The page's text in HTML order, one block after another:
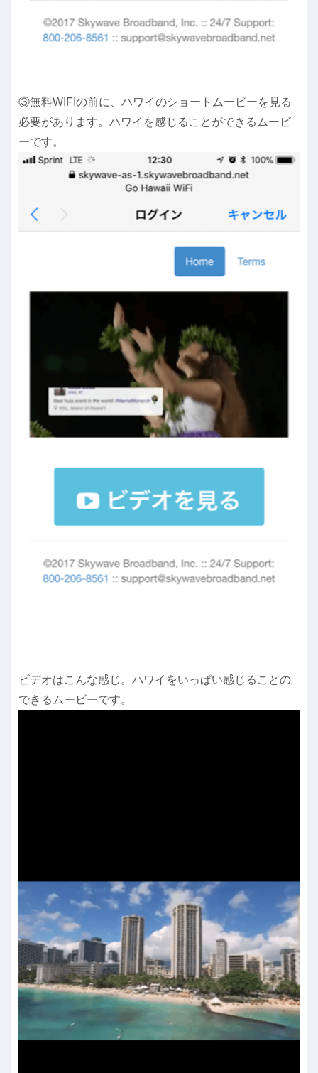
③無料WIFIの前に、ハワイのショートムービーを見る
必要があります。ハワイを感じることができるムービ
ーです。
ビデオはこんな感じ。ハワイをいっぱい感じることの
できるムービーです。